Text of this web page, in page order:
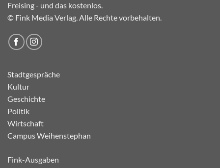
Freising - und das kostenlos.
© Fink Media Verlag. Alle Rechte vorbehalten.
Stadtgespräche
Kultur
Geschichte
Politik
Wirtschaft
Campus Weihenstephan
Fink-Ausgaben